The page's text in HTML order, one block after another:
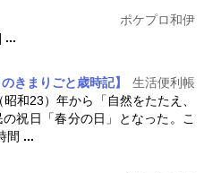
ポケプロ和伊
...
きまりごと歳時記】
生活便利帳
和23）年から「自然をたたえ、
の祝日「春分の日」となった。こ
間 ...